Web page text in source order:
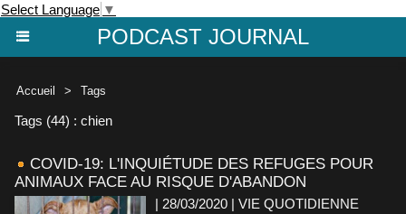
Select Language ▼
PODCAST JOURNAL
Accueil > Tags
Tags (44) : chien
COVID-19: L'INQUIÉTUDE DES REFUGES POUR
ANIMAUX FACE AU RISQUE D'ABANDON
| 28/03/2020 | VIE QUOTIDIENNE